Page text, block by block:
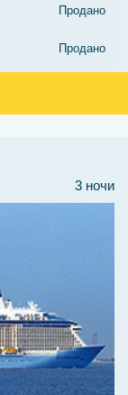
Продано
Продано
3 ночи